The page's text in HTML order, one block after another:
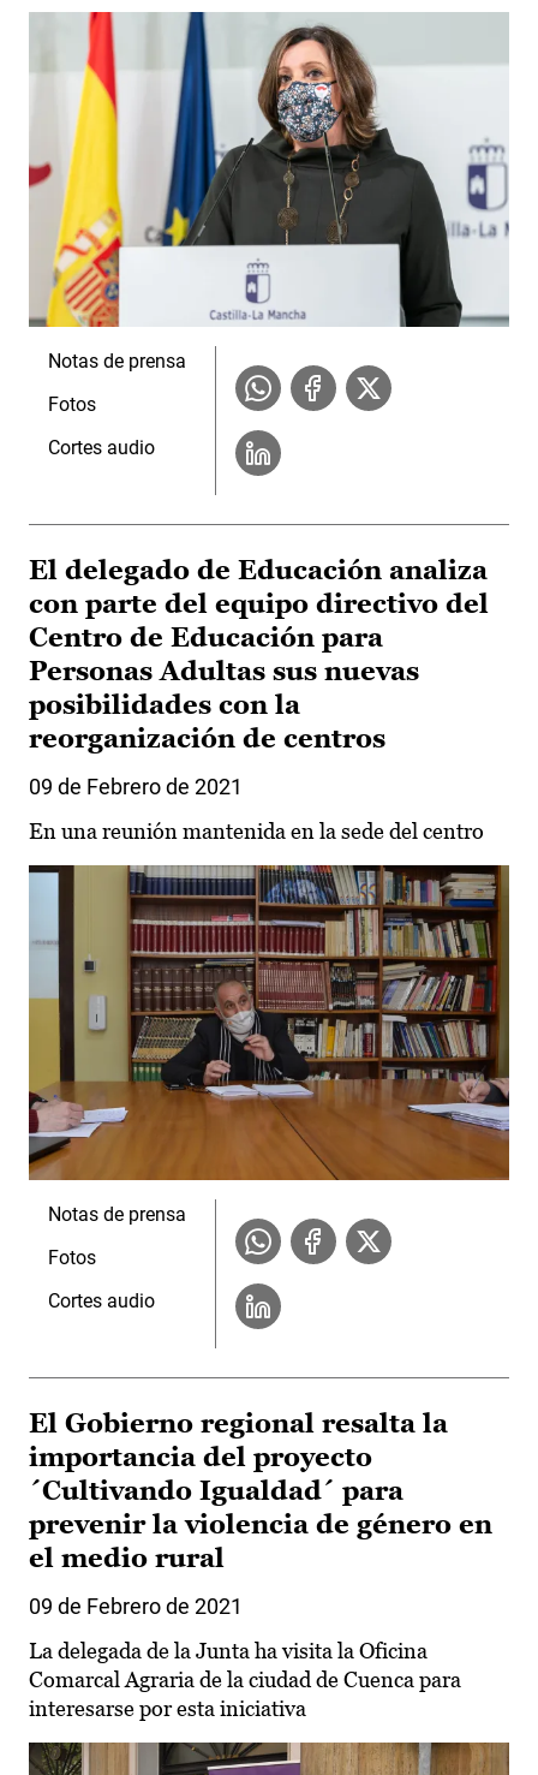
Notas de prensa
Fotos
Cortes audio
El delegado de Educación analiza
con parte del equipo directivo del
Centro de Educación para
Personas Adultas sus nuevas
posibilidades con la
reorganización de centros
09 de Febrero de 2021
En una reunión mantenida en la sede del centro
Notas de prensa
Fotos
Cortes audio
El Gobierno regional resalta la
importancia del proyecto
´Cultivando Igualdad´ para
prevenir la violencia de género en
el medio rural
09 de Febrero de 2021
La delegada de la Junta ha visita la Oficina
Comarcal Agraria de la ciudad de Cuenca para
interesarse por esta iniciativa